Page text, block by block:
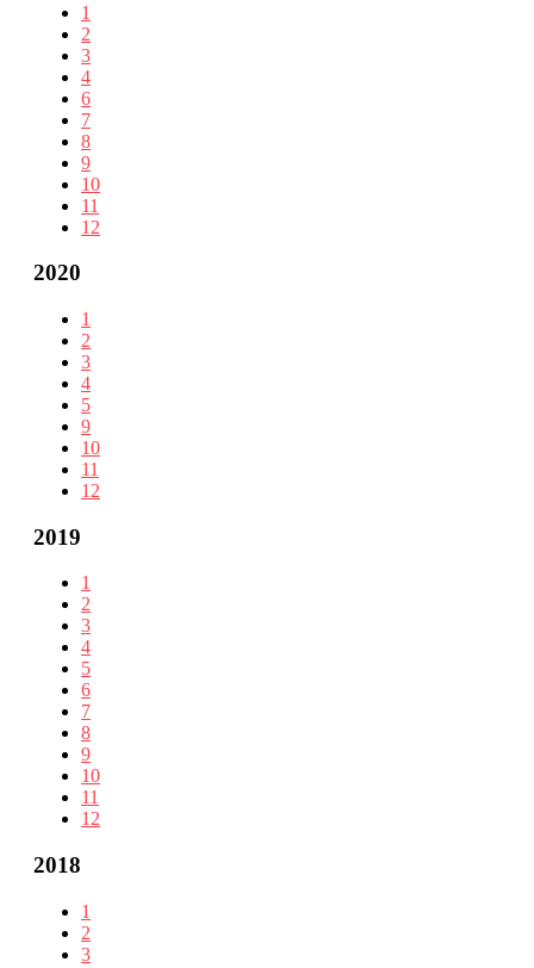
1
2
3
4
6
7
8
9
10
11
12
2020
1
2
3
4
5
9
10
11
12
2019
1
2
3
4
5
6
7
8
9
10
11
12
2018
1
2
3